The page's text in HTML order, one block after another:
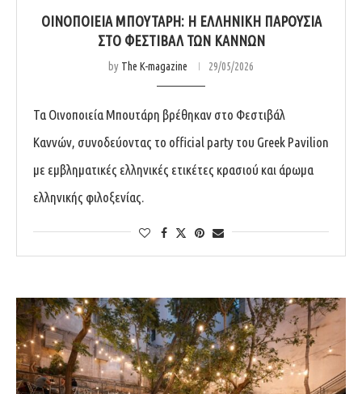
ΟΙΝΟΠΟΙΕΊΑ ΜΠΟΥΤΆΡΗ: H ΕΛΛΗΝΙΚΉ ΠΑΡΟΥΣΊΑ
ΣΤΟ ΦΕΣΤΙΒΆΛ ΤΩΝ ΚΑΝΝΏΝ
by The K-magazine 29/05/2026
Τα Οινοποιεία Μπουτάρη βρέθηκαν στο Φεστιβάλ
Καννών, συνοδεύοντας το official party του Greek Pavilion
με εμβληματικές ελληνικές ετικέτες κρασιού και άρωμα
ελληνικής φιλοξενίας.